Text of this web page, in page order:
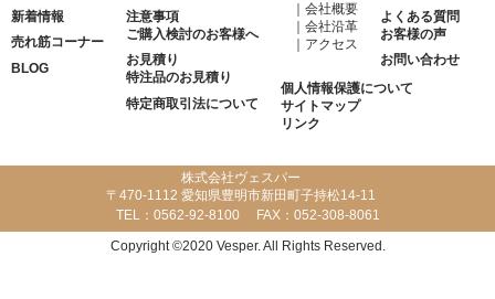
新着情報
売れ筋コーナー
BLOG
注意事項
ご購入検討のお客様へ
お見積り
特注品のお見積り
特定商取引法について
会社概要
会社沿革
アクセス
よくある質問
お客様の声
お問い合わせ
個人情報保護について
サイトマップ
リンク
株式会社ヴェスパー
〒470-1112 愛知県豊明市新田町子持松14-11
TEL： 0562-92-8100 FAX： 052-308-8061
Copyright ©2020 Vesper. All Rights Reserved.